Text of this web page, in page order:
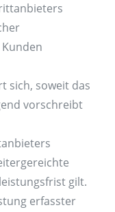
sich, soweit das
vorschreibt
gilt.
erfasster